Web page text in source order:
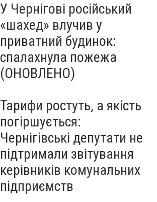
У Чернігові російський
«шахед» влучив у
приватний будинок:
спалахнула пожежа
(ОНОВЛЕНО)
Тарифи ростуть, а якість
погіршується:
Чернігівські депутати не
підтримали звітування
керівників комунальних
підприємств